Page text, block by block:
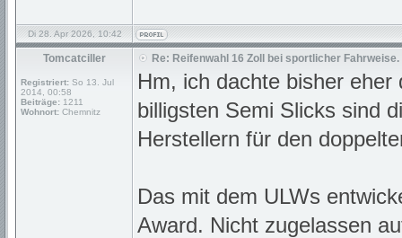
Di 28. Apr 2026, 10:42
Tomcatciller
Registriert: So 13. Jul
2014, 00:58
Beiträge: 1211
Wohnort: Chemnitz
Re: Reifenwahl 16 Zoll bei sportlicher Fahrweise.
Hm, ich dachte bisher
billigsten Semi Slicks sind
Herstellern für den
Das mit dem ULWs
Award. Nicht zugelassen